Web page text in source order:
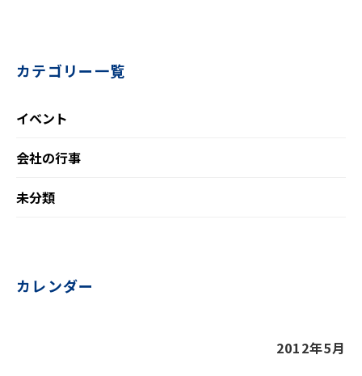
カテゴリー一覧
イベント
会社の行事
未分類
カレンダー
2012年5月